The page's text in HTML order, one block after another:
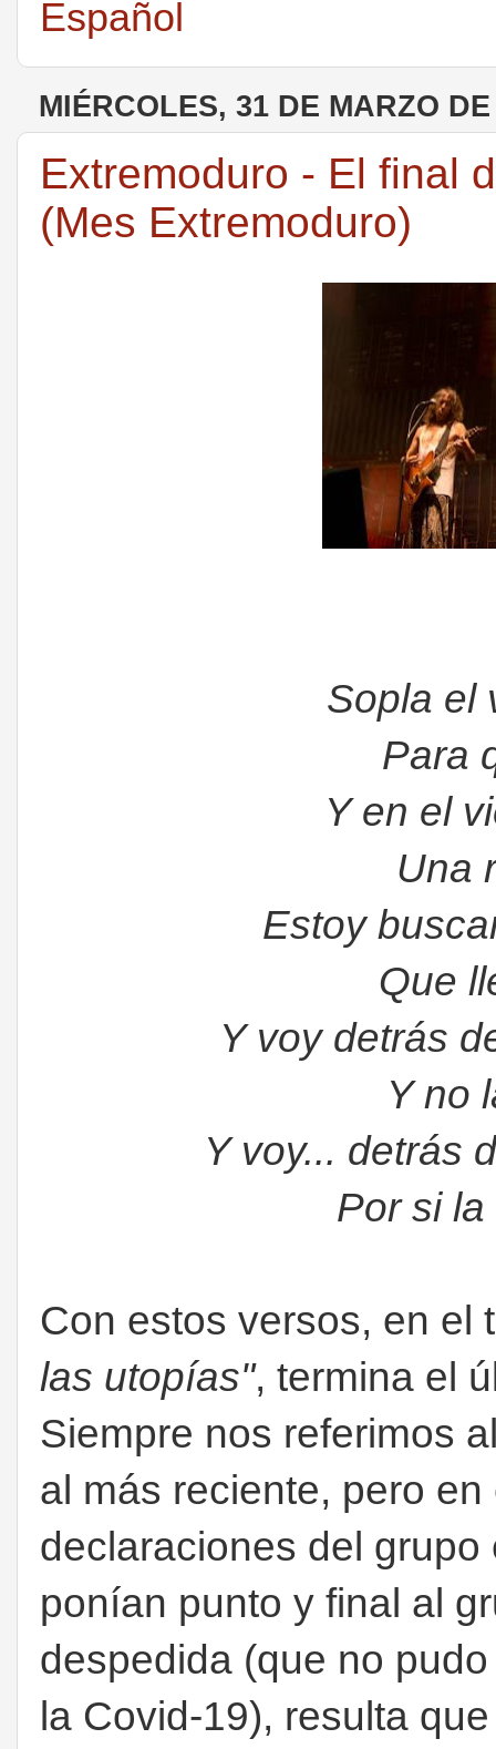
Español
MIÉRCOLES, 31 DE MARZO
Extremoduro - El final
(Mes Extremoduro)
Sopla el
Para
Y en el
Una
Estoy
Que
Y voy detrás
Y no
Y voy... detrás
Por si
Con estos versos, en el
las utopías", termina el
Siempre nos referimos
al más reciente, pero
declaraciones del
ponían punto y final al
despedida (que no
la Covid-19), resulta